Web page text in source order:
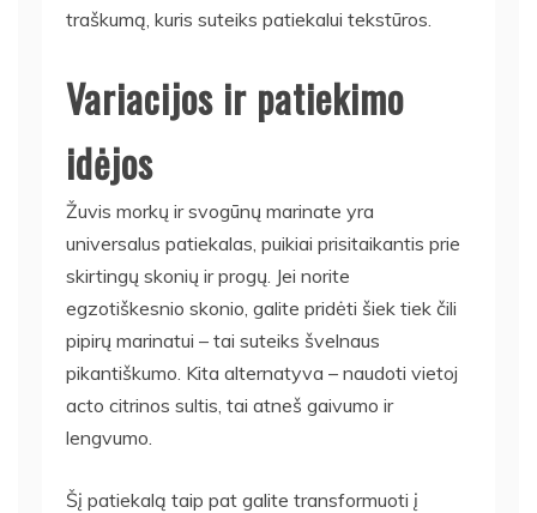
traškumą, kuris suteiks patiekalui tekstūros.
Variacijos ir patiekimo
idėjos
Žuvis morkų ir svogūnų marinate yra
universalus patiekalas, puikiai prisitaikantis prie
skirtingų skonių ir progų. Jei norite
egzotiškesnio skonio, galite pridėti šiek tiek čili
pipirų marinatui – tai suteiks švelnaus
pikantiškumo. Kita alternatyva – naudoti vietoj
acto citrinos sultis, tai atneš gaivumo ir
lengvumo.
Šį patiekalą taip pat galite transformuoti į